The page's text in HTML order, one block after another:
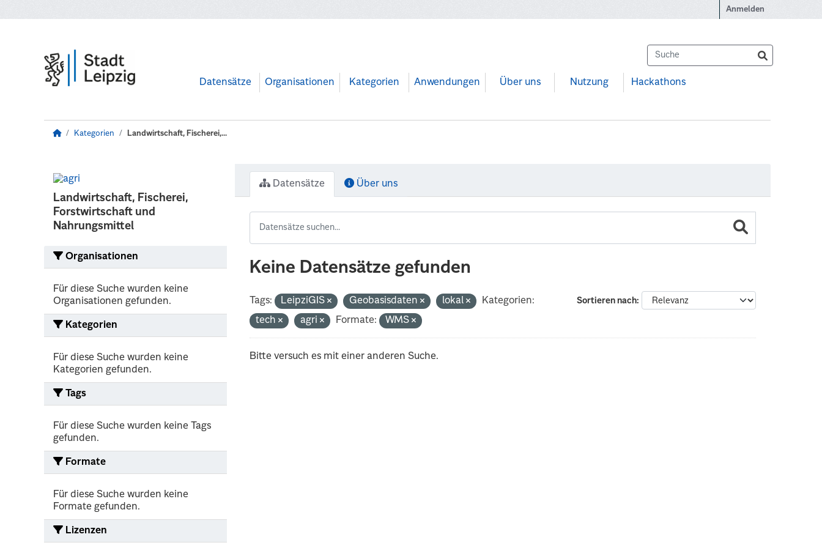
Anmelden
Datensätze Organisationen Kategorien Anwendungen Über uns Nutzung Hackathons
Kategorien Landwirtschaft, Fischerei,...
Landwirtschaft, Fischerei,
Forstwirtschaft und
Nahrungsmittel
Organisationen
Für diese Suche wurden keine
Organisationen gefunden.
Kategorien
Für diese Suche wurden keine
Kategorien gefunden.
Tags
Für diese Suche wurden keine Tags
gefunden.
Formate
Für diese Suche wurden keine
Formate gefunden.
Lizenzen
Datensätze Über uns
Keine Datensätze gefunden
Sortieren nach
Tags: LeipziGIS Geobasisdaten lokal
Kategorien:
tech
agri Formate: WMS
Bitte versuch es mit einer anderen Suche.